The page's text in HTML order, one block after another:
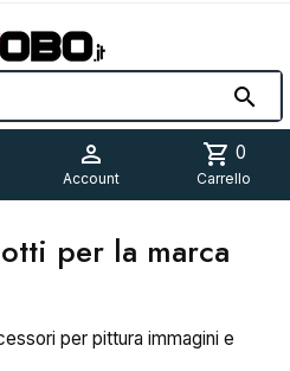


Account
shopping_cart 0
Carrello
per la marca
per pittura immagini e